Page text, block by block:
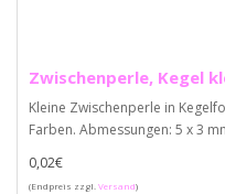
Zwischenperle, Kegel
Kleine Zwischenperle in
Farben. Abmessungen: 5 x 3
0,02€
(Endpreis zzgl.Versand)